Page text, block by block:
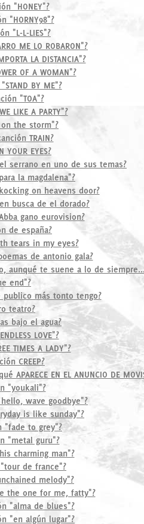
"HONEY"?
"HORNY98"?
"L-L-LIES"?
ME LO ROBARON"?
LA DISTANCIA"?
OF A WOMAN"?
BY ME"?
"TOA"?
LIKE A PARTY"?
the storm"?
TRAIN?
YOUR EYES?
serrano en uno de sus temas?
la magdalena"?
on heavens door?
busca de el dorado?
gano eurovision?
de españa?
tears in my eyes?
de antonio gala?
aunqué te suene a lo de
end"?
más tonto tengo?
teatro?
bajo el agua?
LOVE"?
TIMES A LADY"?
CREEP?
APARECE EN EL ANUNCIO DE
"youkali"?
wave goodbye"?
is like sunday"?
"fade to grey"?
"metal guru"?
charming man"?
de france"?
melody"?
the one for me, fatty"?
"alma de blues"?
"en algún lugar"?